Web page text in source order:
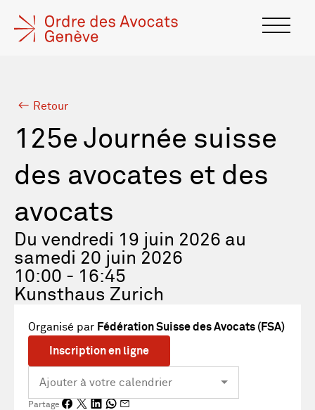
Retour
125e Journée suisse
des avocates et des
avocats
Du vendredi 19 juin 2026 au
samedi 20 juin 2026
10:00 - 16:45
Kunsthaus Zurich
Organisé par Fédération Suisse des Avocats (FSA)
Inscription en ligne
Partage